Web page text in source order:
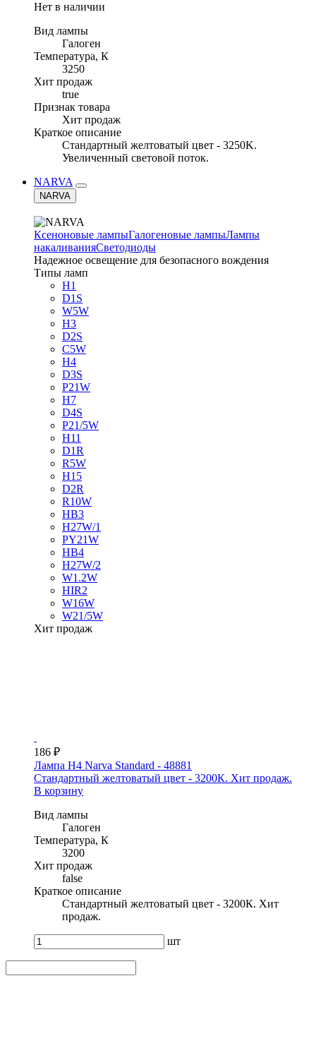
Нет в наличии
Вид лампы
Галоген
Температура, К
3250
Хит продаж
true
Признак товара
Хит продаж
Краткое описание
Стандартный желтоватый цвет - 3250K.
Увеличенный световой поток.
NARVA
NARVA
Ксеноновые лампыГалогеновые лампыЛампы
накаливанияСветодиоды
Надежное освещение для безопасного вождения
Типы ламп
H1
D1S
W5W
H3
D2S
C5W
H4
D3S
P21W
H7
D4S
P21/5W
H11
D1R
R5W
H15
D2R
R10W
HB3
H27W/1
PY21W
HB4
H27W/2
W1.2W
HIR2
W16W
W21/5W
Хит продаж
186 ₽
Лампа H4 Narva Standard - 48881
Стандартный желтоватый цвет - 3200К. Хит продаж.
В корзину
Вид лампы
Галоген
Температура, К
3200
Хит продаж
false
Краткое описание
Стандартный желтоватый цвет - 3200К. Хит
продаж.
шт